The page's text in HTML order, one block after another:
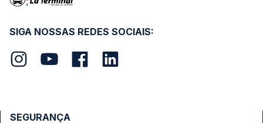
SIGA NOSSAS REDES SOCIAIS:
SEGURANÇA